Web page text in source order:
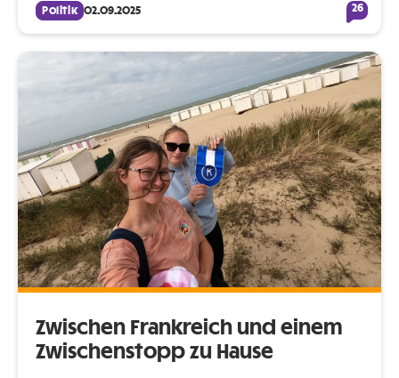
Politik 02.09.2025 26
Zwischen Frankreich und einem
Zwischenstopp zu Hause